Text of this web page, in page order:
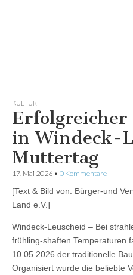
KULTUR
in Windeck-
Muttertag
17. Mai 2026 • 0 Kommentare
[Text & Bild von: Bürger-und
Land e.V.]
Windeck-Leuscheid – Bei
frühling-shaften Temperaturen
10.05.2026 der traditionelle
Organisiert wurde die beliebte